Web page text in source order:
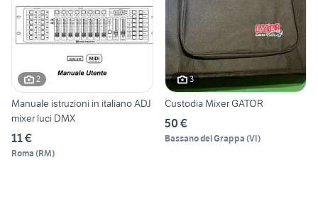
2
Manuale istruzioni in italiano ADJ
mixer luci DMX
11 €
Roma (RM)
3
Custodia Mixer GATOR
50 €
Bassano del Grappa (VI)